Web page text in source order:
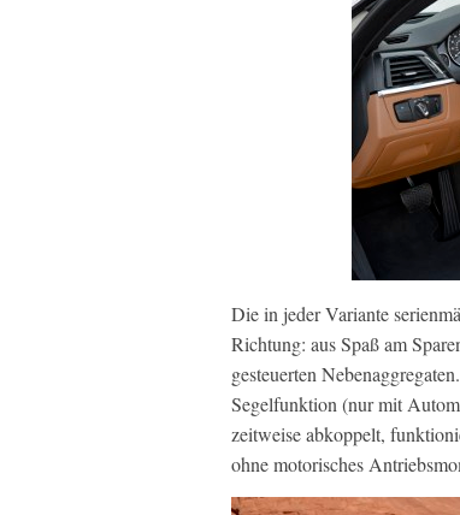
Die in jeder Variante
Richtung: aus Spaß am
gesteuerten
Segelfunktion (nur mit
zeitweise abkoppelt,
ohne motorisches